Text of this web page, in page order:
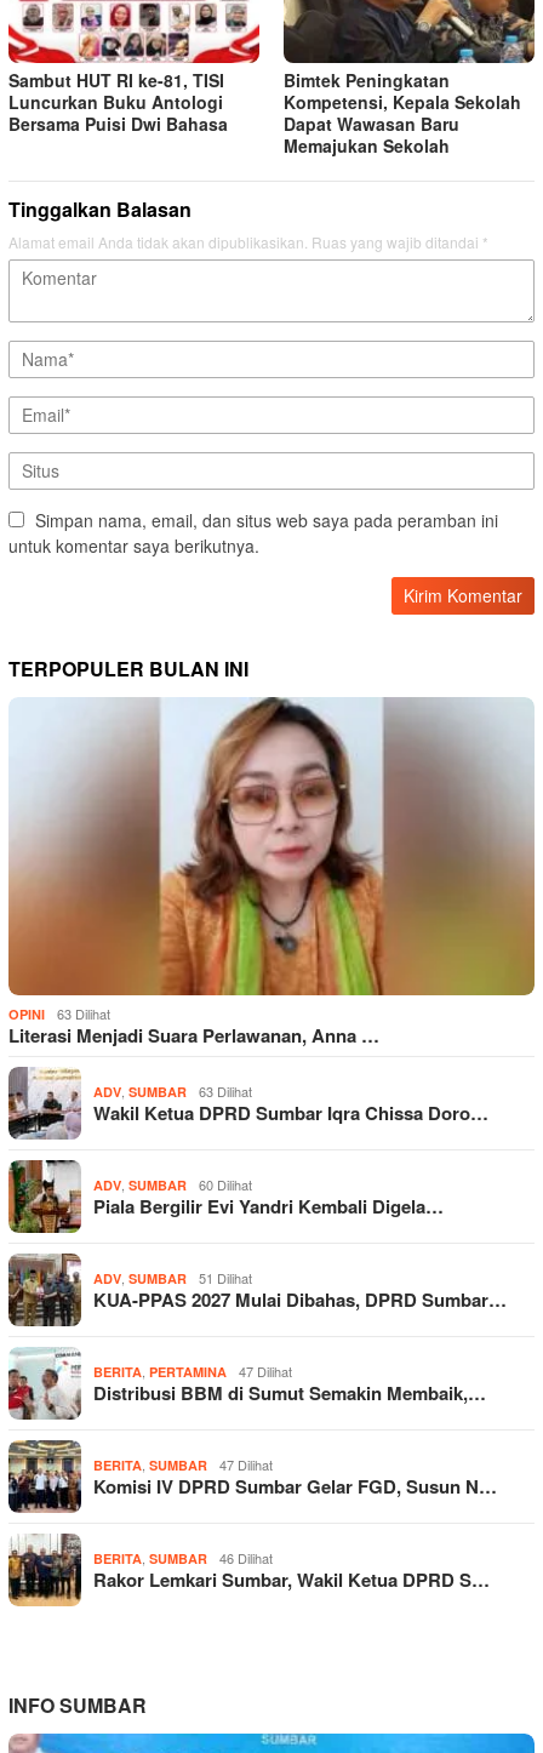
Sambut HUT RI ke-81, TISI
Luncurkan Buku Antologi
Bersama Puisi Dwi Bahasa
Bimtek Peningkatan
Kompetensi, Kepala Sekolah
Dapat Wawasan Baru
Memajukan Sekolah
Tinggalkan Balasan
Alamat email Anda tidak akan dipublikasikan. Ruas yang wajib ditandai *
Simpan nama, email, dan situs web saya pada peramban ini
untuk komentar saya berikutnya.
TERPOPULER BULAN INI
OPINI 63 Dilihat
Literasi Menjadi Suara Perlawanan, Anna …
ADV, SUMBAR 63 Dilihat
Wakil Ketua DPRD Sumbar Iqra Chissa Doro…
ADV, SUMBAR 60 Dilihat
Piala Bergilir Evi Yandri Kembali Digela…
ADV, SUMBAR 51 Dilihat
KUA-PPAS 2027 Mulai Dibahas, DPRD Sumbar…
BERITA, PERTAMINA 47 Dilihat
Distribusi BBM di Sumut Semakin Membaik,…
BERITA, SUMBAR 47 Dilihat
Komisi IV DPRD Sumbar Gelar FGD, Susun N…
BERITA, SUMBAR 46 Dilihat
Rakor Lemkari Sumbar, Wakil Ketua DPRD S…
INFO SUMBAR